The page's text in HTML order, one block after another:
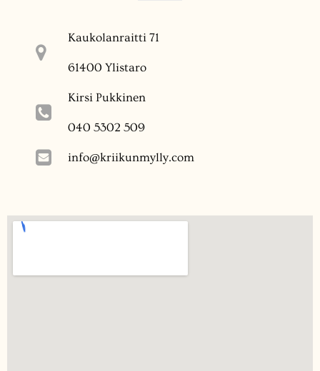
Kaukolanraitti 71
61400 Ylistaro
Kirsi Pukkinen
040 5302 509
info@kriikunmylly.com